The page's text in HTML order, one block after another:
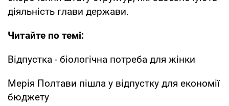
діяльність глави держави.
Читайте по темі:
Відпустка - біологічна потреба для жінки
Мерія Полтави пішла у відпустку для економії
бюджету